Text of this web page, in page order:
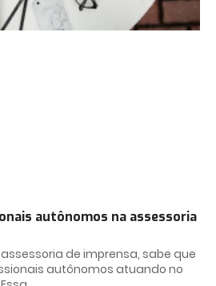
autônomos na assessoria
de imprensa, sabe que
autônomos atuando no